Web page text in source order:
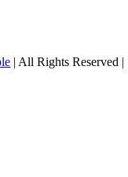
| All Rights Reserved |